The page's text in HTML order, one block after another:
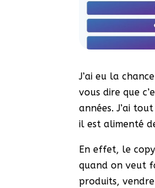
J’ai eu la
vous dire que
années. J’ai
il est alimenté
En effet, le
quand on veut
produits,